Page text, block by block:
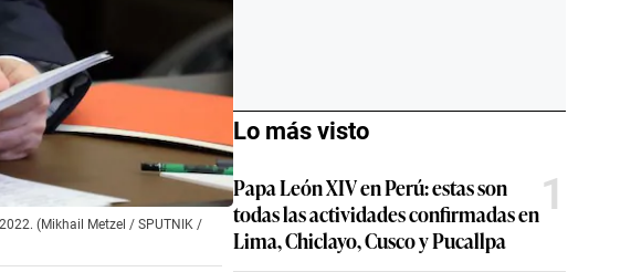
(Mikhail Metzel / SPUTNIK /
Lo más visto
Papa León XIV en Perú: estas son
todas las actividades confirmadas en
Lima, Chiclayo, Cusco y Pucallpa
1